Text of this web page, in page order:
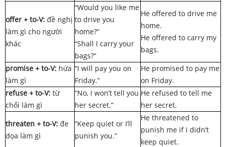
offer + to-V: đề nghị
làm gì cho người
khác
“Would you like me
to drive you
home?”
“Shall I carry your
bags?”
He offered to drive me
home.
He offered to carry my
bags.
promise + to-V: hứa
làm gì
“I will pay you on
Friday.”
He promised to pay me
on Friday.
refuse + to-V: từ
chối làm gì
“No, I won’t tell you
her secret.”
He refused to tell me
her secret.
threaten + to-V: đe
dọa làm gì
“Keep quiet or I’ll
punish you.”
He threatened to
punish me if I didn’t
keep quiet.